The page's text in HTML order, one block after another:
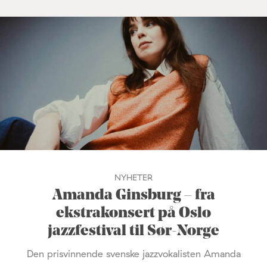
NYHETER
Amanda Ginsburg – fra
ekstrakonsert på Oslo
jazzfestival til Sør-Norge
Den prisvinnende svenske jazzvokalisten Amanda